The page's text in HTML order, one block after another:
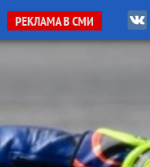
РЕКЛАМА В СМИ